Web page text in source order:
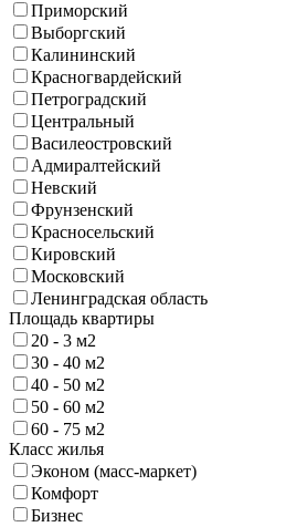
Приморский
Выборгский
Калининский
Красногвардейский
Петроградский
Центральный
Василеостровский
Адмиралтейский
Невский
Фрунзенский
Красносельский
Кировский
Московский
Ленинградская область
Площадь квартиры
20 - 3 м2
30 - 40 м2
40 - 50 м2
50 - 60 м2
60 - 75 м2
Класс жилья
Эконом (масс-маркет)
Комфорт
Бизнес